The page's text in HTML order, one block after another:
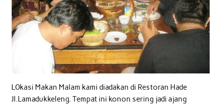
L0kasi Makan Malam kami diadakan di Restoran Hade
Jl.Lamadukkeleng. Tempat ini konon sering jadi ajang